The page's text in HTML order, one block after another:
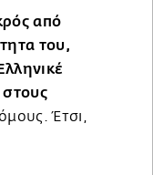
από
του,
Έτσι,